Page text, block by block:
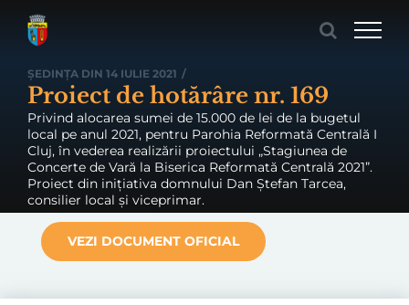
ȘEDINȚA DIN 14 IULIE 2021 /
Proiect de hotărâre nr. 169
Privind alocarea sumei de 15.000 de lei de la bugetul
local pe anul 2021, pentru Parohia Reformată Centrală I
Cluj, în vederea realizării proiectului „Stagiunea de
Concerte de Vară la Biserica Reformată Centrală 2021”.
Proiect din inițiativa domnului Dan Ștefan Tarcea,
consilier local și viceprimar.
VEZI DOCUMENT OFICIAL